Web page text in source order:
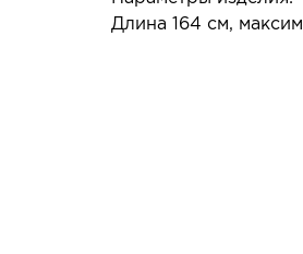
Длина 164 см,